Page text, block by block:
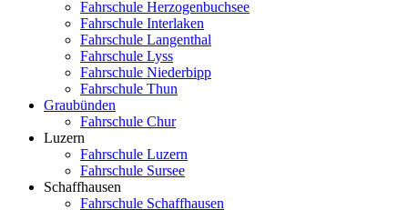
Fahrschule Herzogenbuchsee
Fahrschule Interlaken
Fahrschule Langenthal
Fahrschule Lyss
Fahrschule Niederbipp
Fahrschule Thun
Graubünden
Fahrschule Chur
Luzern
Fahrschule Luzern
Fahrschule Sursee
Schaffhausen
Fahrschule Schaffhausen